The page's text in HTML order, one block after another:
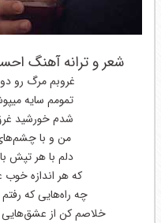
شعر و ترانه آهنگ
غروبم مرگ رو
تمومم سایه
شدم خورشید
من و با
دلم با هر تپش
که هر اندازه
چه راه‌هایی‌ که
خلاصم کن از